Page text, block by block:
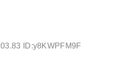
ID:y8KWPFM9F